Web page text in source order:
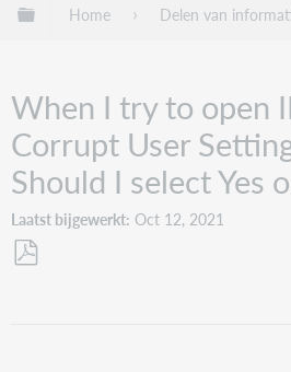
Mondiale hiërarchie
Home Delen van
When I try to open
Corrupt User
Should I select Yes
Laatst bijgewerkt Oct 12, 2021